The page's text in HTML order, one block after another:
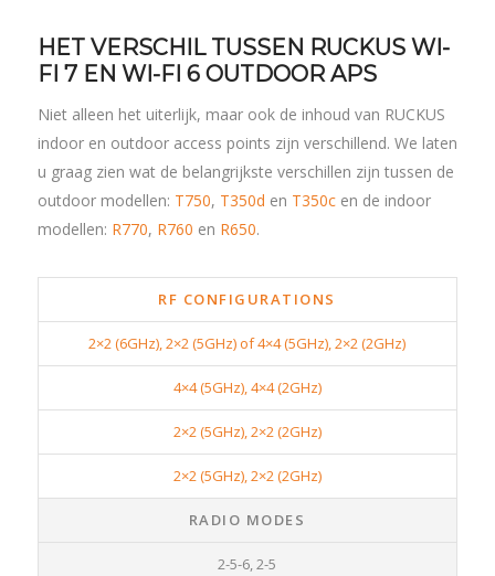
HET VERSCHIL TUSSEN RUCKUSWI-
FI 7 EN WI-FI 6 OUTDOOR APS
Niet alleen het uiterlijk, maar ook de inhoud van RUCKUS
indoor en outdoor access points zijn verschillend. We laten
u graag zien wat de belangrijkste verschillen zijn tussen de
outdoor modellen: T750, T350d en T350cen de indoor
modellen: R770, R760 en R650.
RF CONFIGURATIONS
2×2 (6GHz), 2×2 (5GHz) of 4×4 (5GHz), 2×2 (2GHz)
4×4 (5GHz), 4×4 (2GHz)
2×2 (5GHz), 2×2 (2GHz)
2×2 (5GHz), 2×2 (2GHz)
RADIO MODES
2-5-6, 2-5